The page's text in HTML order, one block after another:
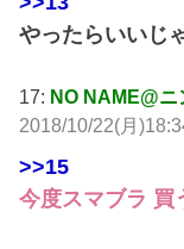
やったらいいじ
17: NO NAME@
2018/10/22(月
>>15
今度スマブラ 買